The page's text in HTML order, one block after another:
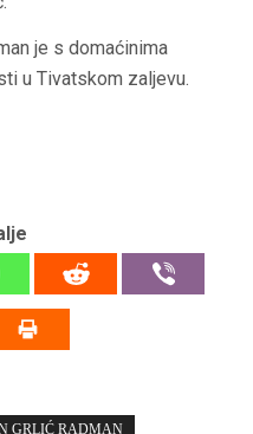
je s domaćinima
u Tivatskom zaljevu.
GRLIĆ RADMAN